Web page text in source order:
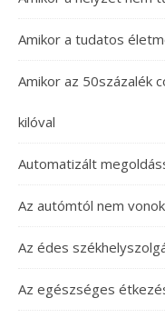
Amikor a tudatos
Amikor az 50százalék
kilóval
Automatizált
Az autómtól nem
Az édes
Az egészséges